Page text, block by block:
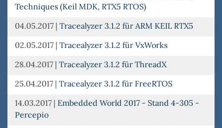
Techniques (Keil MDK, RTX5 RTOS)
04.05.2017 | Tracealyzer 3.1.2 für ARM KEIL RTX5
02.05.2017 | Tracealyzer 3.1.2 für VxWorks
28.04.2017 | Tracealyzer 3.1.2 für ThreadX
25.04.2017 | Tracealyzer 3.1.2 für FreeRTOS
14.03.2017 | Embedded World 2017 - Stand 4-305 -
Percepio